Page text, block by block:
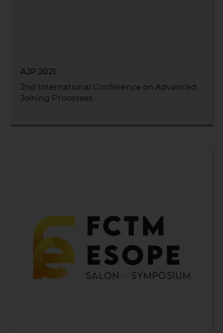
AJP 2021
2nd International Conference on Advanced
Joining Processes